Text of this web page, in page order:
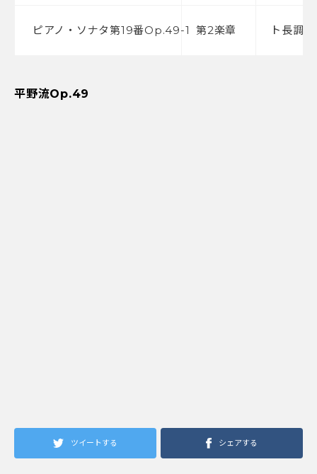
ピアノ・ソナタ第19番Op.49-1 第2楽章 ト長調
平野流Op.49
ツイートする シェアする